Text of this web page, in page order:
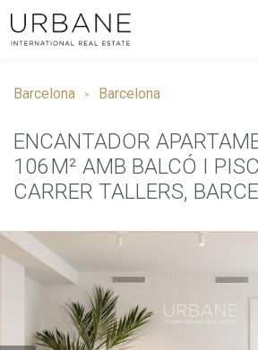
Barcelona Barcelona
ENCANTADOR
106 M² AMB BALCÓ I
CARRER TALLERS,